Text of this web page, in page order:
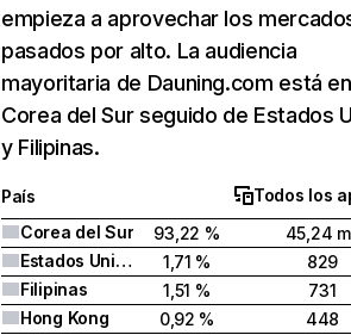
empieza a aprovechar los
pasados por alto. La audiencia
mayoritaria de Dauning.com está en
Corea del Sur seguido de Estados
y Filipinas.
País
Todos los
Corea del Sur
93,22 %
45,24
Estados Unidos
1,71 %
829
Filipinas
1,51 %
731
Hong Kong
0,92 %
448